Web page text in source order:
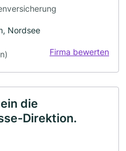
Nordsee
Firma bewerten
die
Direktion.